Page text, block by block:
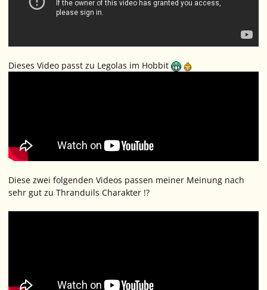
Dieses Video passt zu Legolas im Hobbit
Diese zwei folgenden Videos passen meiner Meinung nach
sehr gut zu Thranduils Charakter !?